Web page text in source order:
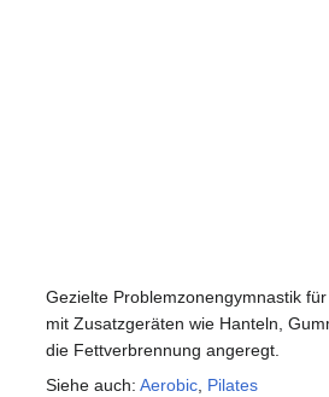
Gezielte Problemzonengymnastik
mit Zusatzgeräten wie Hanteln,
die Fettverbrennung angeregt.
Siehe auch: Aerobic Pilates